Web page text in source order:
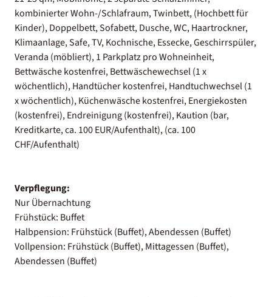
kombinierter Wohn-/Schlafraum, Twinbett, (Hochbett für
Kinder), Doppelbett, Sofabett, Dusche, WC, Haartrockner,
Klimaanlage, Safe, TV, Kochnische, Essecke, Geschirrspüler,
Veranda (möbliert), 1 Parkplatz pro Wohneinheit,
Bettwäsche kostenfrei, Bettwäschewechsel (1 x
wöchentlich), Handtücher kostenfrei, Handtuchwechsel (1
x wöchentlich), Küchenwäsche kostenfrei, Energiekosten
(kostenfrei), Endreinigung (kostenfrei), Kaution (bar,
Kreditkarte, ca. 100 EUR/Aufenthalt), (ca. 100
CHF/Aufenthalt)
Verpflegung:
Nur Übernachtung
Frühstück: Buffet
Halbpension: Frühstück (Buffet), Abendessen (Buffet)
Vollpension: Frühstück (Buffet), Mittagessen (Buffet),
Abendessen (Buffet)